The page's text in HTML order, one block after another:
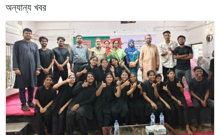
অন্যান্য খবর